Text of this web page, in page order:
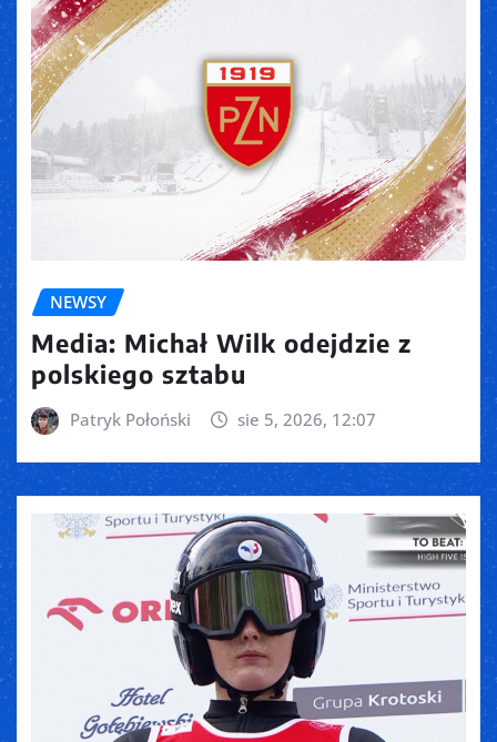
NEWSY
Media: Michał Wilk odejdzie z
polskiego sztabu
Patryk Połoński sie 5, 2026, 12:07